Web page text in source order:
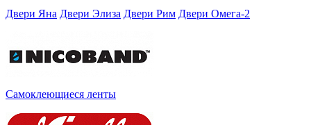
Двери Яна Двери Элиза Двери Рим Двери Омега-2
Самоклеющиеся ленты